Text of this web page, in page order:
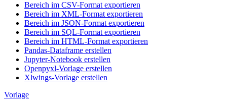
Bereich im CSV-Format exportieren
Bereich im XML-Format exportieren
Bereich im JSON-Format exportieren
Bereich im SQL-Format exportieren
Bereich im HTML-Format exportieren
Pandas-Dataframe erstellen
Jupyter-Notebook erstellen
Openpyxl-Vorlage erstellen
Xlwings-Vorlage erstellen
Vorlage